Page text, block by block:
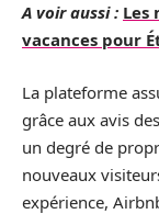
A voir aussi : Les
vacances pour
La plateforme
grâce aux avis
un degré de
nouveaux
expérience,